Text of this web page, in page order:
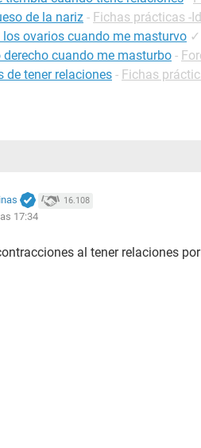
de la nariz - Fichas prácticas -
los ovarios cuando me masturvo ✓
derecho cuando me masturbo -
de tener relaciones - Fichas
16.108
17:34
al tener relaciones